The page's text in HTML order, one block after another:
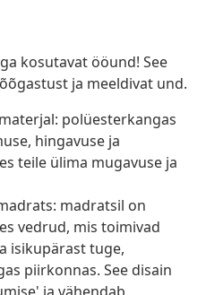
kosutavat ööund! See
ja meeldivat und.
polüesterkangas
hingavuse ja
teile ülima mugavuse ja
madratsil on
vedrud, mis toimivad
isikupärast tuge,
piirkonnas. See disain